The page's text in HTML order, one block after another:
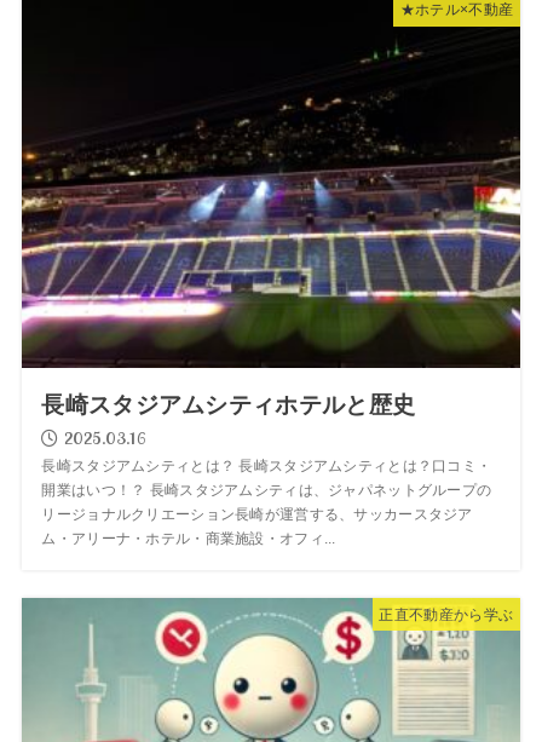
★ホテル×不動産
長崎スタジアムシティホテルと歴史
2025.03.16
長崎スタジアムシティとは？ 長崎スタジアムシティとは？口コミ・
開業はいつ！？ 長崎スタジアムシティは、ジャパネットグループの
リージョナルクリエーション長崎が運営する、サッカースタジア
ム・アリーナ・ホテル・商業施設・オフィ...
正直不動産から学ぶ